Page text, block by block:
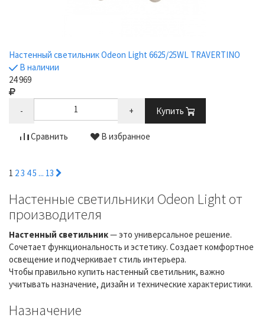
Настенный светильник Odeon Light 6625/25WL TRAVERTINO
В наличии
24 969
- + Купить
Сравнить В избранное
1 23 45 ... 13
Настенные светильники Odeon Light от
производителя
Настенный светильник— это универсальное решение.
Сочетает функциональность и эстетику. Создает комфортное
освещение и подчеркивает стиль интерьера.
Чтобы правильно купить настенный светильник, важно
учитывать назначение, дизайн и технические характеристики.
Назначение